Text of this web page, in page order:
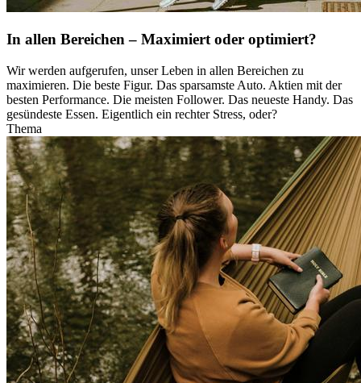
In allen Bereichen – Maximiert oder optimiert?
Wir werden aufgerufen, unser Leben in allen Bereichen zu
maximieren. Die beste Figur. Das sparsamste Auto. Aktien mit der
besten Performance. Die meisten Follower. Das neueste Handy. Das
gesündeste Essen. Eigentlich ein rechter Stress, oder?
Thema